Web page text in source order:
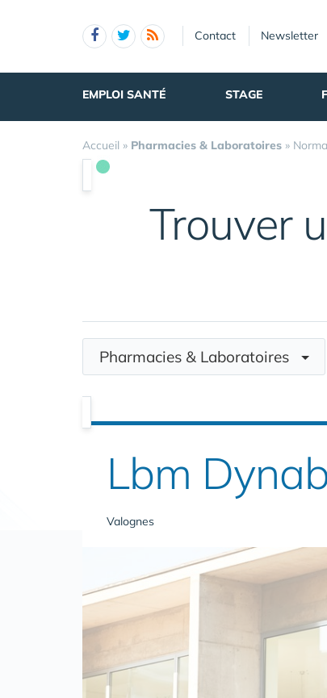
Contact Newsletter
EMPLOI SANTÉ STAGE
Accueil » Pharmacies & Laboratoires »
Trouver
Pharmacies & Laboratoires
Lbm
Valognes